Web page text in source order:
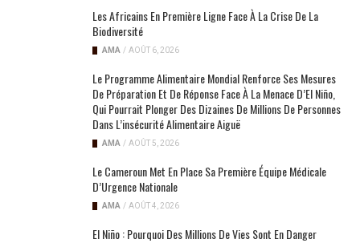
Les Africains En Première Ligne Face À La Crise De La
Biodiversité
AMA / AOÛT 6, 2026
Le Programme Alimentaire Mondial Renforce Ses Mesures
De Préparation Et De Réponse Face À La Menace D’El Niño,
Qui Pourrait Plonger Des Dizaines De Millions De Personnes
Dans L’insécurité Alimentaire Aiguë
AMA / AOÛT 5, 2026
Le Cameroun Met En Place Sa Première Équipe Médicale
D’Urgence Nationale
AMA / AOÛT 4, 2026
El Niño : Pourquoi Des Millions De Vies Sont En Danger